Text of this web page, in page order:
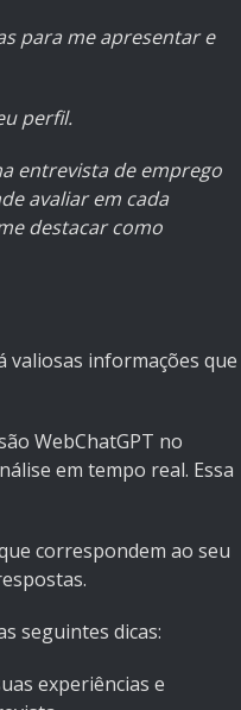
para me apresentar e
perfil.
entrevista de emprego
avaliar em cada
destacar como
valiosas informações que
WebChatGPT no
em tempo real. Essa
correspondem ao seu
seguintes dicas:
experiências e